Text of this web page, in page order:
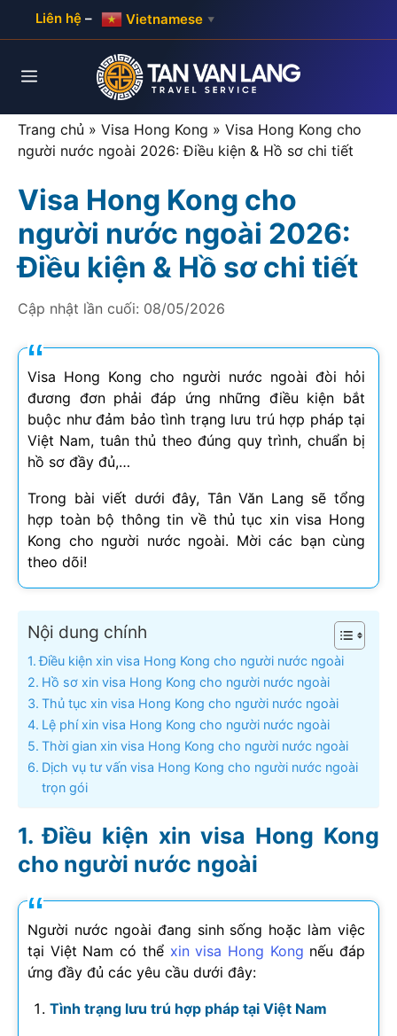
Liên hệ – Vietnamese ▼
Menu
Trang chủ » Visa Hong Kong » Visa Hong Kong cho
người nước ngoài 2026: Điều kiện & Hồ sơ chi tiết
Visa Hong Kong cho
người nước ngoài 2026:
Điều kiện & Hồ sơ chi tiết
Cập nhật lần cuối: 08/05/2026
Visa Hong Kong cho người nước ngoài đòi hỏi
đương đơn phải đáp ứng những điều kiện bắt
buộc như đảm bảo tình trạng lưu trú hợp pháp tại
Việt Nam, tuân thủ theo đúng quy trình, chuẩn bị
hồ sơ đầy đủ,…
Trong bài viết dưới đây, Tân Văn Lang sẽ tổng
hợp toàn bộ thông tin về thủ tục xin visa Hong
Kong cho người nước ngoài. Mời các bạn cùng
theo dõi!
Nội dung chính
Điều kiện xin visa Hong Kong cho người nước ngoài
Hồ sơ xin visa Hong Kong cho người nước ngoài
Thủ tục xin visa Hong Kong cho người nước ngoài
Lệ phí xin visa Hong Kong cho người nước ngoài
Thời gian xin visa Hong Kong cho người nước ngoài
Dịch vụ tư vấn visa Hong Kong cho người nước ngoài
trọn gói
Điều kiện xin visa Hong Kong
cho người nước ngoài
Người nước ngoài đang sinh sống hoặc làm việc
tại Việt Nam có thể xin visa Hong Kong nếu đáp
ứng đầy đủ các yêu cầu dưới đây:
Tình trạng lưu trú hợp pháp tại Việt Nam